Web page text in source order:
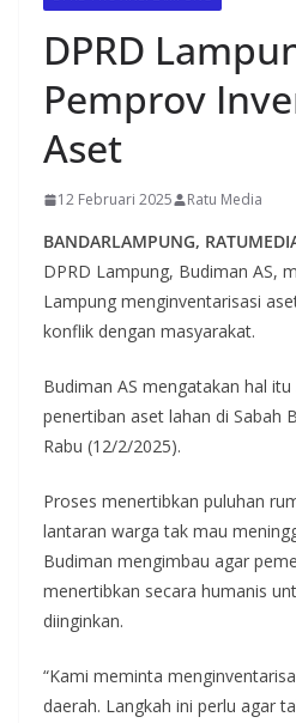
DPRD
Pemprov
Aset
12 Februari 2025 Ratu Media
BANDARLAMPUNG,
DPRD Lampung, Budiman AS,
Lampung menginventarisasi
konflik dengan masyarakat.
Budiman AS mengatakan hal
penertiban aset lahan di Sabah
Rabu (12/2/2025).
Proses menertibkan puluhan
lantaran warga tak mau
Budiman mengimbau agar
menertibkan secara humanis
diinginkan.
“Kami meminta
daerah. Langkah ini perlu agar